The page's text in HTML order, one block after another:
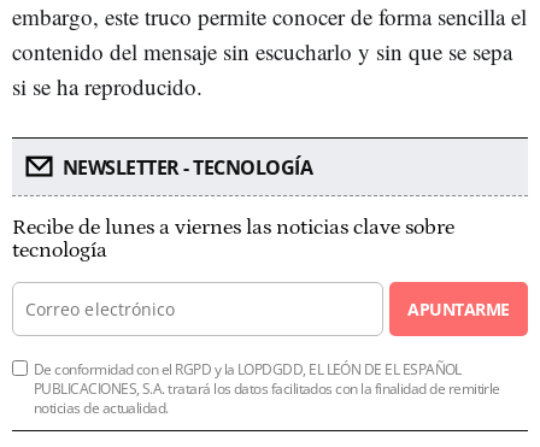
embargo, este truco permite conocer de forma sencilla el
contenido del mensaje sin escucharlo y sin que se sepa
si se ha reproducido.
NEWSLETTER - TECNOLOGÍA
Recibe de lunes a viernes las noticias clave sobre
tecnología
APUNTARME
De conformidad con el RGPD y la LOPDGDD, EL LEÓN DE EL ESPAÑOL
PUBLICACIONES, S.A. tratará los datos facilitados con la finalidad de remitirle
noticias de actualidad.